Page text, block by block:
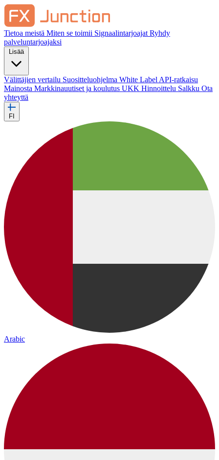
Tietoa meistä Miten se toimii Signaalintarjoajat Ryhdy
palveluntarjoajaksi
Lisää
Välittäjien vertailu Suositteluohjelma White Label API-ratkaisu
Mainosta Markkinauutiset ja koulutus UKK Hinnoittelu Salkku Ota
yhteyttä
FI
Arabic